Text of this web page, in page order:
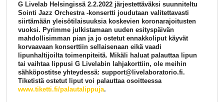
G Livelab Helsingissä 2.2.2022 järjestettäväksi suunniteltu
Sointi Jazz Orchestra -konsertti joudutaan valitettavasti
siirtämään yleisötilaisuuksia koskevien koronarajoitusten
vuoksi. Pyrimme julkistamaan uuden esityspäivän
mahdollisimman pian ja jo ostetut ennakkoliput käyvät
korvaavaan konserttiin sellaisenaan eikä vaadi
lipunhaltijoilta toimenpiteitä. Mikäli haluat palauttaa lipun
tai vaihtaa lippusi G Livelabin lahjakorttiin, ole meihin
sähköpostitse yhteydessä: support@livelaboratorio.fi.
Tiketistä ostetut liput voi palauttaa osoitteessa
www.tiketti.fi/palautalippuja.